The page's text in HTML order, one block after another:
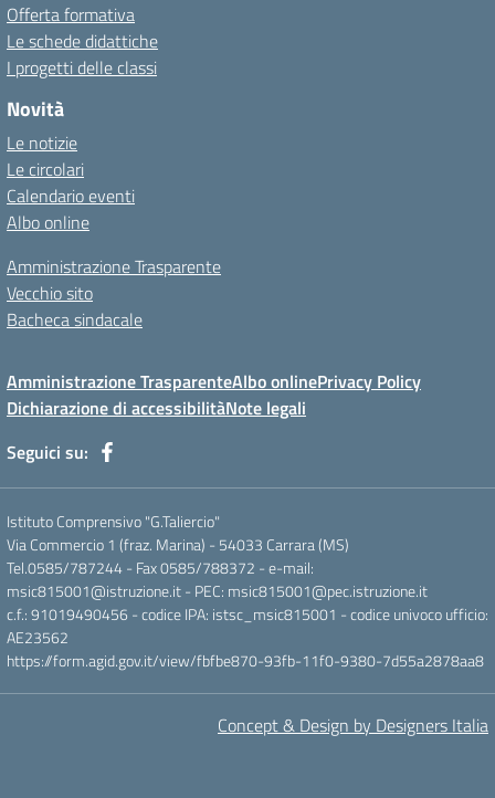
Offerta formativa
Le schede didattiche
I progetti delle classi
Novità
Le notizie
Le circolari
Calendario eventi
Albo online
Amministrazione Trasparente
Vecchio sito
Bacheca sindacale
Amministrazione TrasparenteAlbo onlinePrivacy Policy
Dichiarazione di accessibilitàNote legali
Seguici su:
Istituto Comprensivo "G.Taliercio"
Via Commercio 1 (fraz. Marina) - 54033 Carrara (MS)
Tel.0585/787244 - Fax 0585/788372 - e-mail:
msic815001@istruzione.it - PEC: msic815001@pec.istruzione.it
c.f.: 91019490456 - codice IPA: istsc_msic815001 - codice univoco ufficio:
AE23562
https://form.agid.gov.it/view/fbfbe870-93fb-11f0-9380-7d55a2878aa8
Concept & Design by Designers Italia